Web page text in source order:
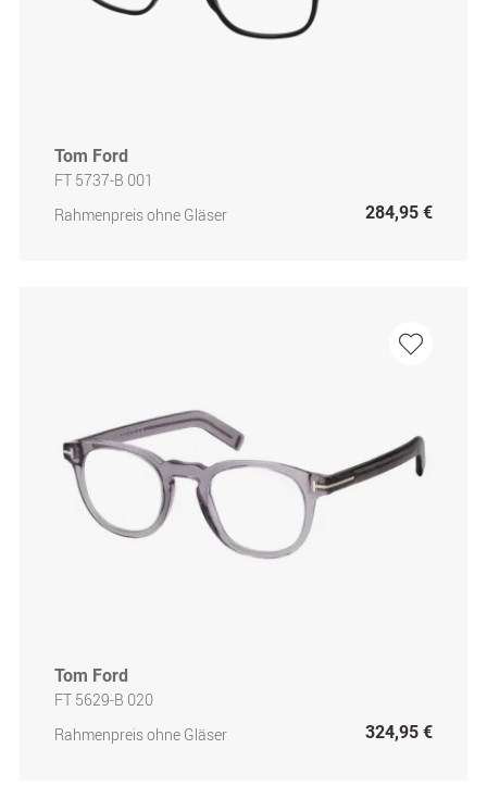
Tom Ford
FT 5737-B 001
Rahmenpreis ohne Gläser
284,95 €
Tom Ford
FT 5629-B 020
Rahmenpreis ohne Gläser
324,95 €